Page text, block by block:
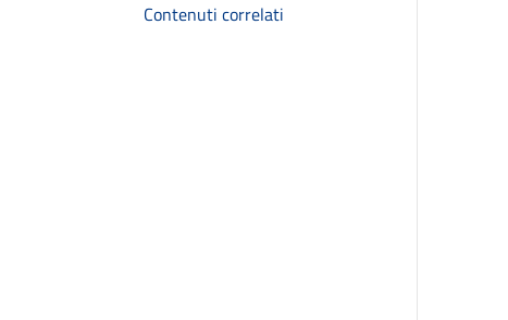
Contenuti correlati